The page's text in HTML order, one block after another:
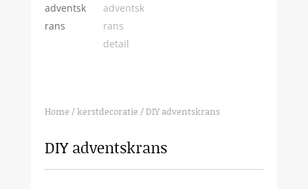
Home /kerstdecoratie / DIY adventskrans
DIY adventskrans